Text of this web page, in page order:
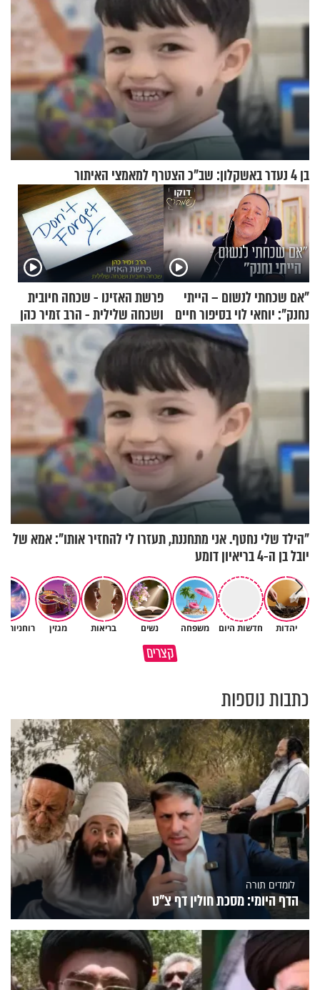
בן 4 נעדר באשקלון: שב"כ הצטרף למאמצי האיתור
"אם שכחתי לנשום – הייתי
נחנק": יוחאי לוי בסיפור חיים
מעורר השראה
פרשת האזינו - שכחה חיובית
ושכחה שלילית - הרב זמיר כהן
"הילד שלי נחטף. אני מתחננת, תעזרו לי להחזיר אותו": אמא של
יובל בן ה-4 בריאיון דומע
יהדות חדשות היום משפחה נשים בריאות מגזין רוחניות
קצריםמדוע האמונה נמשלה למלח?
גם ׳הרע׳ זה הרחמים של בורא
כתבות נוספות
לומדים תורה
הדף היומי: מסכת חולין דף צ"ט